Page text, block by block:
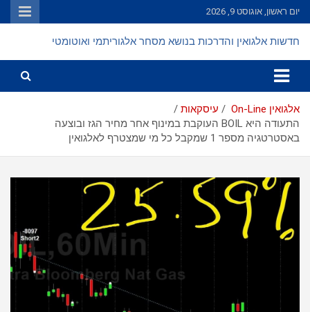
Skip
to
יום ראשון, אוגוסט 9, 2026
חדשות אלגואין והדרכות בנושא מסחר אלגוריתמי ואוטומטי
אלגואין On-Line
עיסקאות
התעודה היא BOIL העוקבת במינוף אחר מחיר הגז ובוצעה
באסטרטגיה מספר 1 שמקבל כל מי שמצטרף לאלגואין